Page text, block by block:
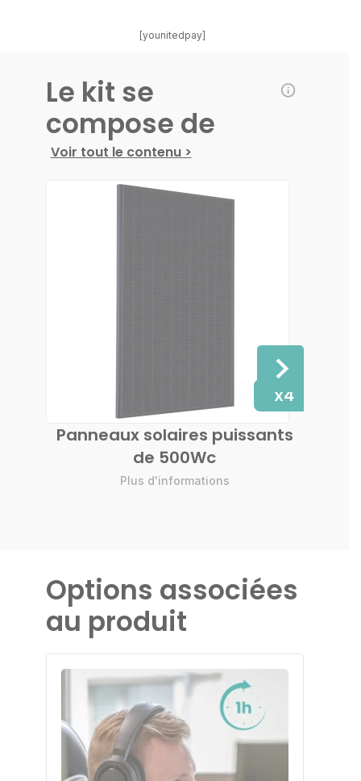
[younitedpay]
Le kit se
compose de
Voir tout le contenu >
x4
Panneaux solaires puissants
de 500Wc
Plus d'informations
Options associées
au produit